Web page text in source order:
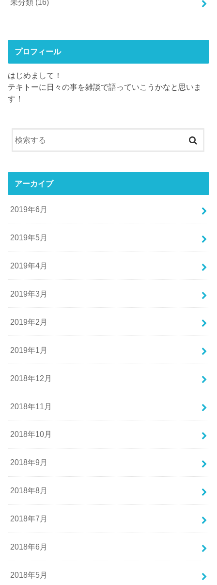
未分類 (16)
プロフィール
はじめまして！
テキトーに日々の事を雑談で語っていこうかなと思いま
す！
アーカイブ
2019年6月
2019年5月
2019年4月
2019年3月
2019年2月
2019年1月
2018年12月
2018年11月
2018年10月
2018年9月
2018年8月
2018年7月
2018年6月
2018年5月